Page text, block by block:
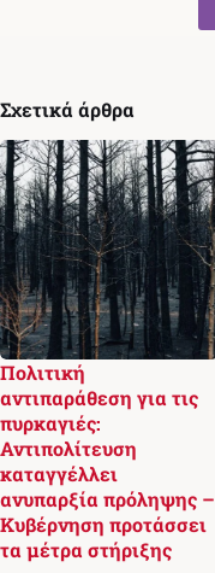
Σχετικά άρθρα
Πολιτική
αντιπαράθεση για τις
πυρκαγιές:
Αντιπολίτευση
καταγγέλλει
ανυπαρξία πρόληψης –
Κυβέρνηση προτάσσει
τα μέτρα στήριξης